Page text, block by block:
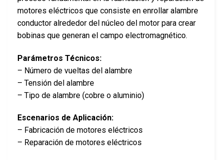
motores eléctricos que consiste en enrollar alambre
conductor alrededor del núcleo del motor para crear
bobinas que generan el campo electromagnético.
Parámetros Técnicos:
– Número de vueltas del alambre
– Tensión del alambre
– Tipo de alambre (cobre o aluminio)
Escenarios de Aplicación:
– Fabricación de motores eléctricos
– Reparación de motores eléctricos